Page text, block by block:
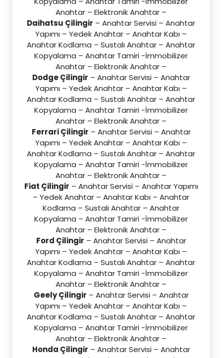
Anahtar – Elektronik Anahtar –
Daihatsu Çilingir – Anahtar Servisi – Anahtar
Yapımı – Yedek Anahtar – Anahtar Kabı –
Anahtar Kodlama – Sustalı Anahtar – Anahtar
Kopyalama – Anahtar Tamiri -İmmobilizer
Anahtar – Elektronik Anahtar –
Dodge Çilingir – Anahtar Servisi – Anahtar
Yapımı – Yedek Anahtar – Anahtar Kabı –
Anahtar Kodlama – Sustalı Anahtar – Anahtar
Kopyalama – Anahtar Tamiri -İmmobilizer
Anahtar – Elektronik Anahtar –
Ferrari Çilingir – Anahtar Servisi – Anahtar
Yapımı – Yedek Anahtar – Anahtar Kabı –
Anahtar Kodlama – Sustalı Anahtar – Anahtar
Kopyalama – Anahtar Tamiri -İmmobilizer
Anahtar – Elektronik Anahtar –
Fiat Çilingir – Anahtar Servisi – Anahtar Yapımı
– Yedek Anahtar – Anahtar Kabı – Anahtar
Kodlama – Sustalı Anahtar – Anahtar
Kopyalama – Anahtar Tamiri -İmmobilizer
Anahtar – Elektronik Anahtar –
Ford Çilingir – Anahtar Servisi – Anahtar
Yapımı – Yedek Anahtar – Anahtar Kabı –
Anahtar Kodlama – Sustalı Anahtar – Anahtar
Kopyalama – Anahtar Tamiri -İmmobilizer
Anahtar – Elektronik Anahtar –
Geely Çilingir – Anahtar Servisi – Anahtar
Yapımı – Yedek Anahtar – Anahtar Kabı –
Anahtar Kodlama – Sustalı Anahtar – Anahtar
Kopyalama – Anahtar Tamiri -İmmobilizer
Anahtar – Elektronik Anahtar –
Honda Çilingir – Anahtar Servisi – Anahtar